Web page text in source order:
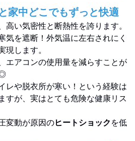
家中どこでもずっと快適
い気密性と断熱性を誇ります。
気を遮断！外気温に左右されにく
現します。
エアコンの使用量を減らすことが
レや脱衣所が寒い！という経験は
すが、実はとても危険な健康リス
変動が原因のヒートショックを低